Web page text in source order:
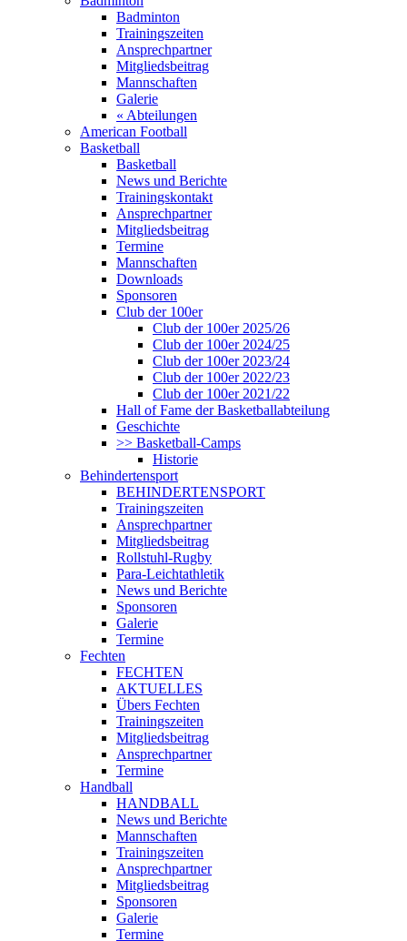
Badminton
Trainingszeiten
Ansprechpartner
Mitgliedsbeitrag
Mannschaften
Galerie
« Abteilungen
American Football
Basketball
Basketball
News und Berichte
Trainingskontakt
Ansprechpartner
Mitgliedsbeitrag
Termine
Mannschaften
Downloads
Sponsoren
Club der 100er
Club der 100er 2025/26
Club der 100er 2024/25
Club der 100er 2023/24
Club der 100er 2022/23
Club der 100er 2021/22
Hall of Fame der Basketballabteilung
Geschichte
>> Basketball-Camps
Historie
Behindertensport
BEHINDERTENSPORT
Trainingszeiten
Ansprechpartner
Mitgliedsbeitrag
Rollstuhl-Rugby
Para-Leichtathletik
News und Berichte
Sponsoren
Galerie
Termine
Fechten
FECHTEN
AKTUELLES
Übers Fechten
Trainingszeiten
Mitgliedsbeitrag
Ansprechpartner
Termine
Handball
HANDBALL
News und Berichte
Mannschaften
Trainingszeiten
Ansprechpartner
Mitgliedsbeitrag
Sponsoren
Galerie
Termine